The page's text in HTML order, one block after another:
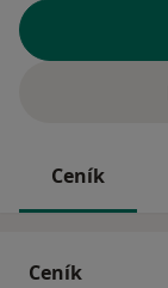
Ceník
Ceník